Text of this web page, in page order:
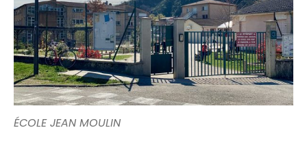
ÉCOLE JEAN MOULIN